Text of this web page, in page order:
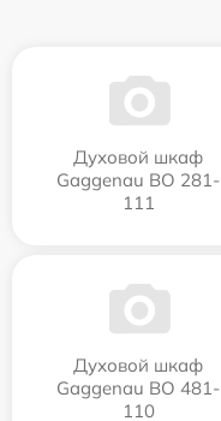
Духовой шкаф
Gaggenau BO 281-
111
Духовой шкаф
Gaggenau BO 481-
110